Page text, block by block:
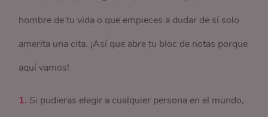
hombre de tu vida o que empieces a dudar de sí solo
amerita una cita. ¡Así que abre tu bloc de notas porque
aquí vamos!
1. Si pudieras elegir a cualquier persona en el mundo,